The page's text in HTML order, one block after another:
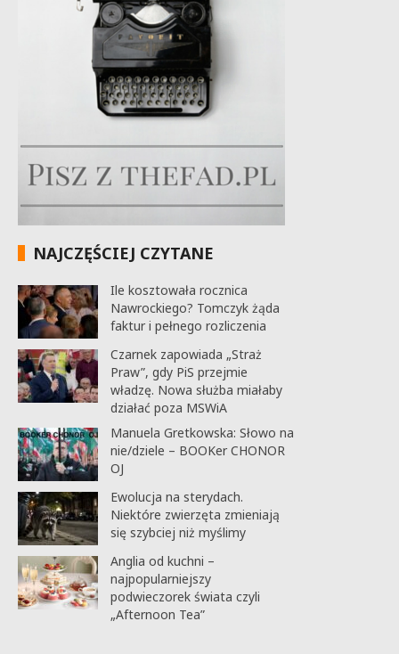
NAJCZĘŚCIEJ CZYTANE
Ile kosztowała rocznica
Nawrockiego? Tomczyk żąda
faktur i pełnego rozliczenia
Czarnek zapowiada „Straż
Praw”, gdy PiS przejmie
władzę. Nowa służba miałaby
działać poza MSWiA
Manuela Gretkowska: Słowo na
nie/dziele – BOOKer CHONOR
OJ
Ewolucja na sterydach.
Niektóre zwierzęta zmieniają
się szybciej niż myślimy
Anglia od kuchni –
najpopularniejszy
podwieczorek świata czyli
„Afternoon Tea”